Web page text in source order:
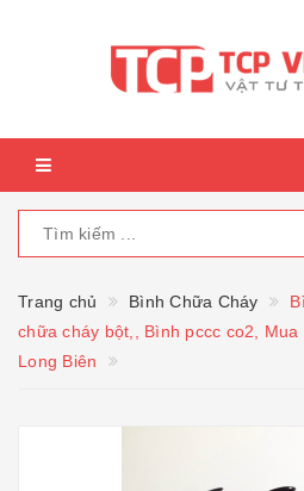
Trang chủ Bình Chữa Cháy
chữa cháy bột,, Bình pccc co2,
Long Biên